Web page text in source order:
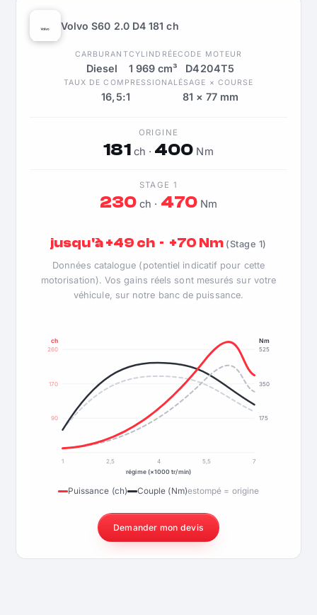
Volvo S60 2.0 D4 181 ch
CARBURANT
Diesel
CYLINDRÉE
1 969 cm³
CODE MOTEUR
D4204T5
TAUX DE COMPRESSION
16,5:1
ALÉSAGE × COURSE
81 × 77 mm
ORIGINE
181 ch · 400 Nm
STAGE 1
230 ch · 470Nm
jusqu'à +49 ch · +70 Nm (Stage 1)
Données catalogue (potentiel indicatif pour cette
motorisation). Vos gains réels sont mesurés sur votre
véhicule, sur notre banc de puissance.
90
170
260
175
350
525
ch Nm
1 2,5 4 5,5
7
régime (×1000 tr/min)
Puissance (ch) Couple (Nm)estompé = origine
Demander mon devis